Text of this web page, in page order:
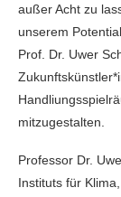
außer Acht zu
unserem
Prof. Dr. Uwer
mitzugestalten.
Professor Dr.
Instituts für